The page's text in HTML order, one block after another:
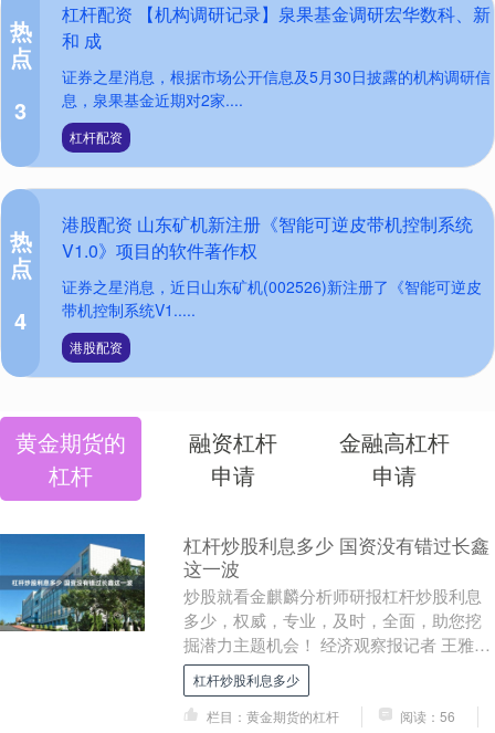
热
点
3
杠杆配资 【机构调研记录】泉果基金调研宏华数科、新
和 成
证券之星消息，根据市场公开信息及5月30日披露的机构调研信
息，泉果基金近期对2家....
杠杆配资
热
点
4
港股配资 山东矿机新注册《智能可逆皮带机控制系统
V1.0》项目的软件著作权
证券之星消息，近日山东矿机(002526)新注册了《智能可逆皮
带机控制系统V1.....
港股配资
黄金期货的
杠杆
融资杠杆
申请
金融高杠杆
申请
杠杆炒股利息多少 国资没有错过长鑫
这一波
炒股就看金麒麟分析师研报杠杆炒股利息
多少，权威，专业，及时，全面，助您挖
掘潜力主题机会！ 经济观察报记者 王雅洁
长鑫科技集团股份有限公司
（688825.SH，....
杠杆炒股利息多少
栏目：黄金期货的杠杆
阅读：56